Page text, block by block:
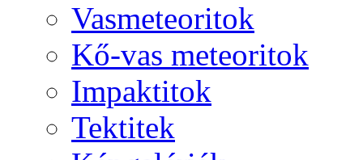
Vas­me­te­o­ri­tok
Kő-vas me­te­o­ri­tok
Imp­ak­ti­tok
Tek­ti­tek